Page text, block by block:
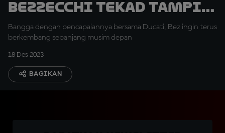
Bezzecchi Tekad Tampil
Kencang
Bangga dengan pencapaiannya bersama Ducati, Bez ingin terus
berkembang sepanjang musim depan
18 Des 2023
BAGIKAN